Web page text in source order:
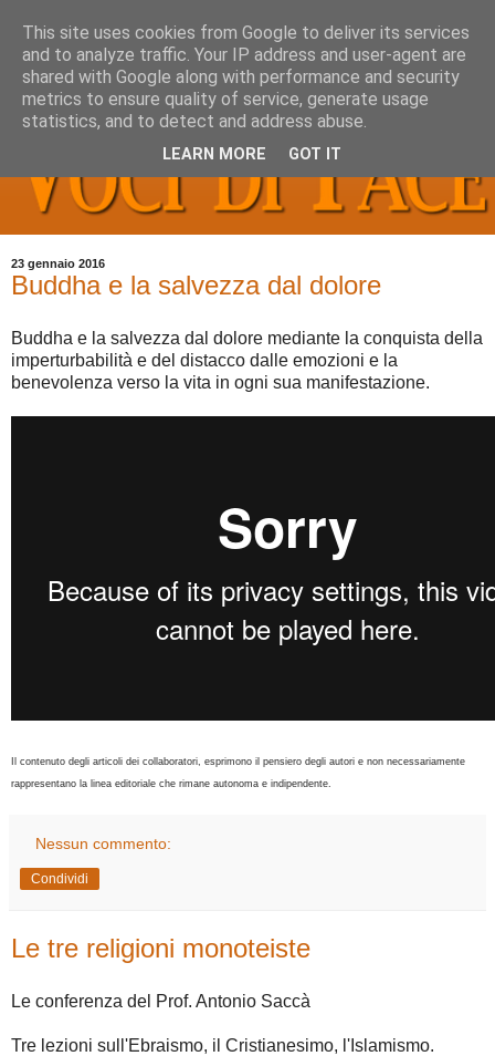
23 gennaio 2016
Buddha e la salvezza dal dolore
Buddha e la salvezza dal dolore mediante la conquista della
imperturbabilità e del distacco dalle emozioni e la
benevolenza verso la vita in ogni sua manifestazione.
Il contenuto degli articoli dei collaboratori, esprimono il pensiero degli autori e non necessariamente
rappresentano la linea editoriale che rimane autonoma e indipendente.
Nessun commento:
Condividi
Le tre religioni monoteiste
Le conferenza del Prof. Antonio Saccà
Tre lezioni sull'Ebraismo, il Cristianesimo, l'Islamismo.
This site uses cookies from Google to deliver its services
and to analyze traffic. Your IP address and user-agent are
shared with Google along with performance and security
metrics to ensure quality of service, generate usage
statistics, and to detect and address abuse.
LEARN MORE GOT IT